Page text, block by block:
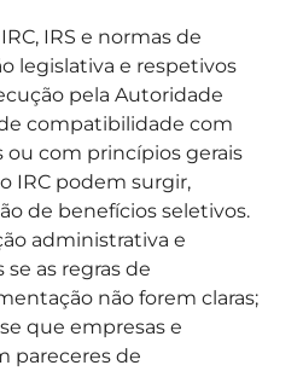
IRS e normas de
legislativa e respetivos
pela Autoridade
compatibilidade com
com princípios gerais
IRC podem surgir,
de benefícios seletivos.
administrativa e
as regras de
não forem claras;
que empresas e
pareceres de